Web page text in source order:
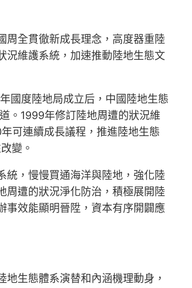
周全貫徹新成長理念，高度器重陸
況維護系統，加速推動陸地生態文
國度陸地局成立后，中國陸地生態
。1999年修訂陸地周遭的狀況維
可連續成長議程，推進陸地生態
變。
統，慢慢買通海洋與陸地，強化陸
周遭的狀況淨化防治，積極展開陸
事效能顯明晉陞，資本有序開闢應
生態體系演替和內涵機理動身，